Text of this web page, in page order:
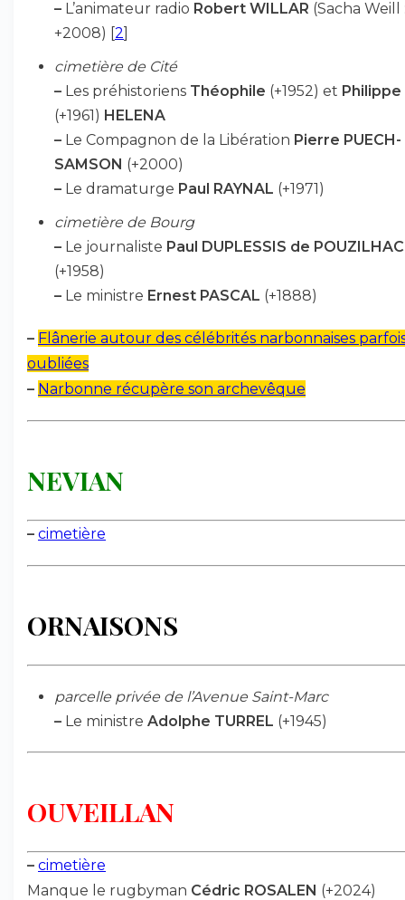
– L’animateur radio Robert WILLAR (Sacha Weill
+2008) [2]
cimetière de Cité
– Les préhistoriens Théophile (+1952) et Philippe
(+1961) HELENA
– Le Compagnon de la Libération Pierre PUECH-
SAMSON (+2000)
– Le dramaturge Paul RAYNAL (+1971)
cimetière de Bourg
– Le journaliste Paul DUPLESSIS de POUZILHAC
(+1958)
– Le ministre Ernest PASCAL (+1888)
– Flânerie autour des célébrités narbonnaises
oubliées
– Narbonne récupère son archevêque
NEVIAN
– cimetière
ORNAISONS
parcelle privée de l’Avenue Saint-Marc
– Le ministre Adolphe TURREL (+1945)
OUVEILLAN
– cimetière
Manque le rugbyman Cédric ROSALEN (+2024)